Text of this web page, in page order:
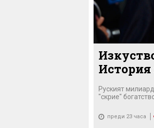
История
Руският
"скрие"
преди 23 часа